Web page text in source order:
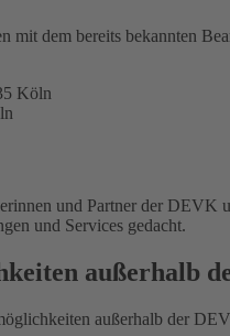
mit dem bereits bekannten
Köln
und Partner der DEVK
und Services gedacht.
außerhalb
außerhalb der